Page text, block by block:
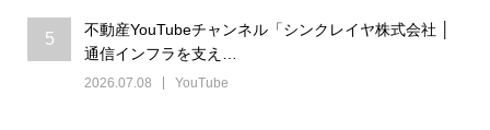
5
不動産YouTubeチャンネル「シンクレイヤ株式会社 │
通信インフラを支え…
2026.07.08 YouTube